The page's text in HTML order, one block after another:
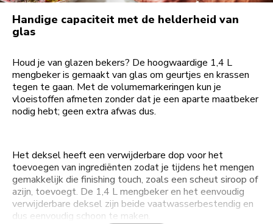
Handige capaciteit met de helderheid van
glas
Houd je van glazen bekers? De hoogwaardige 1,4 L
mengbeker is gemaakt van glas om geurtjes en krassen
tegen te gaan. Met de volumemarkeringen kun je
vloeistoffen afmeten zonder dat je een aparte maatbeker
nodig hebt; geen extra afwas dus.
Het deksel heeft een verwijderbare dop voor het
toevoegen van ingrediënten zodat je tijdens het mengen
gemakkelijk die finishing touch, zoals een scheut siroop of
azijn, toevoegt. De 1,4 L mengbeker en het eenvoudig
verwijderbare deksel zijn beide vaatwasserbestendig en
dus eenvoudig schoon te maken.